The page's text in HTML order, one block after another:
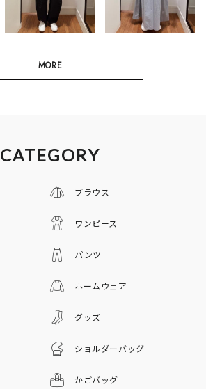
MORE
CATEGORY
ブラウス
ワンピース
パンツ
ホームウェア
グッズ
ショルダーバッグ
かごバッグ